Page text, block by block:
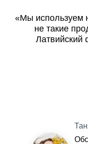
«Мы используем
не такие
Латвийский